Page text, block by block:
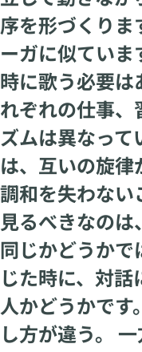
序を形づくりま
ーガに似ていま
時に歌う必要は
れぞれの仕事、
ズムは異なって
は、互いの旋
調和を失わない
見るべきなのは
同じかどうか
じた時に、対
人かどうかです
し方が違う。